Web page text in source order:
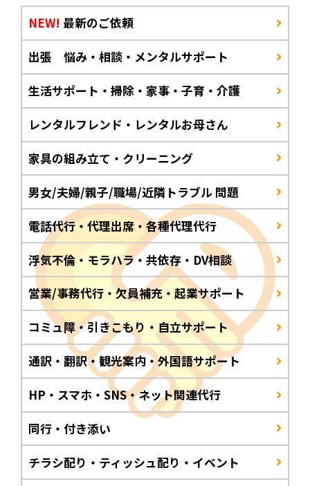
NEW! 最新のご依頼
出張 悩み・相談・メンタルサポート
生活サポート・掃除・家事・子育・介護
レンタルフレンド・レンタルお母さん
家具の組み立て・クリーニング
男女/夫婦/親子/職場/近隣トラブル 問題
電話代行・代理出席・各種代理代行
浮気不倫・モラハラ・共依存・DV相談
営業/事務代行・欠員補充・起業サポート
コミュ障・引きこもり・自立サポート
通訳・翻訳・観光案内・外国語サポート
HP・スマホ・SNS・ネット関連代行
同行・付き添い
チラシ配り・ティッシュ配り・イベント